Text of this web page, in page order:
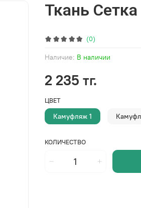
(0)
Наличие: В наличии
Ткань
2 235 тг.
КОЛИЧЕСТВО
ЦВЕТ
Камуфляж 1